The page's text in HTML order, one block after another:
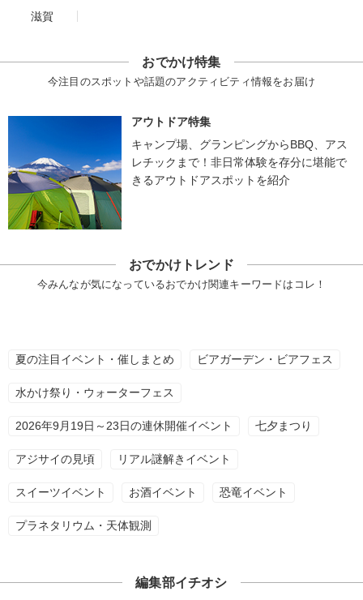
滋賀
おでかけ特集
今注目のスポットや話題のアクティビティ情報をお届け
アウトドア特集
キャンプ場、グランピングからBBQ、アス
レチックまで！非日常体験を存分に堪能で
きるアウトドアスポットを紹介
おでかけトレンド
今みんなが気になっているおでかけ関連キーワードはコレ！
夏の注目イベント・催しまとめ ビアガーデン・ビアフェス
水かけ祭り・ウォーターフェス
2026年9月19日～23日の連休開催イベント 七夕まつり
アジサイの見頃 リアル謎解きイベント
スイーツイベント お酒イベント 恐竜イベント
プラネタリウム・天体観測
編集部イチオシ